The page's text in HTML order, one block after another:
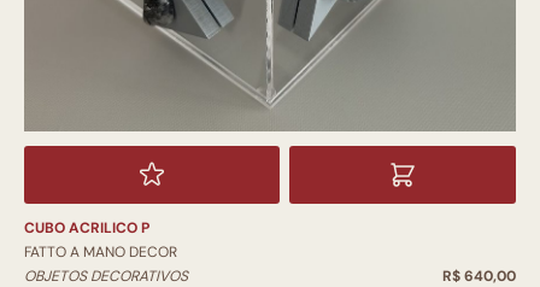
CUBO ACRILICO P
FATTO A MANO DECOR
OBJETOS DECORATIVOS
R$ 640,00